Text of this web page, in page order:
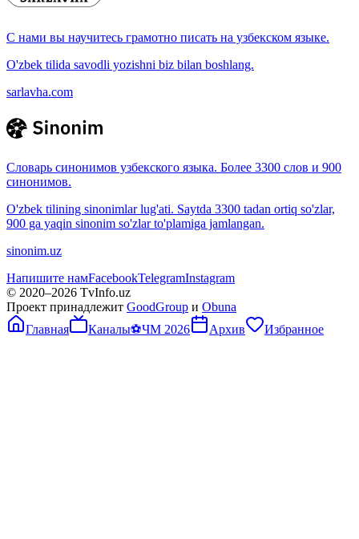
С нами вы научитесь грамотно писать на узбекском языке.
O'zbek tilida savodli yozishni biz bilan boshlang.
sarlavha.com
Словарь синонимов узбекского языка. Более 3300 слов и 900
синонимов.
O'zbek tilining sinonimlar lug'ati. Saytda 3300 tadan ortiq so'zlar,
900 ga yaqin sinonim so'zlar to'plamiga jamlangan.
sinonim.uz
Напишите намFacebookTelegramInstagram
© 2020–2026 TvInfo.uz
Проект принадлежит GoodGroup и Obuna
Главная
Каналы⚽ЧМ 2026 Архив Избранное